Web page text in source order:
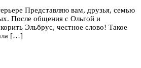
Представляю вам, друзья, семью
После общения с Ольгой и
Эльбрус, честное слово! Такое
[…]